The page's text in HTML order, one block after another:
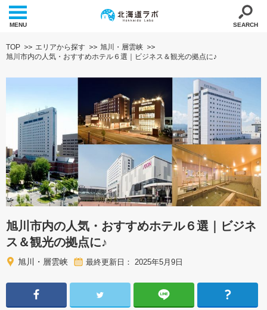
MENU SEARCH
TOP エリアから探す
旭川・層雲峡
旭川市内の人気・おすすめホテル６選｜ビジネス＆観光の拠点に♪
旭川市内の人気・おすすめホテル６選｜ビジネ
ス＆観光の拠点に♪
旭川・層雲峡 最終更新日： 2025年5月9日